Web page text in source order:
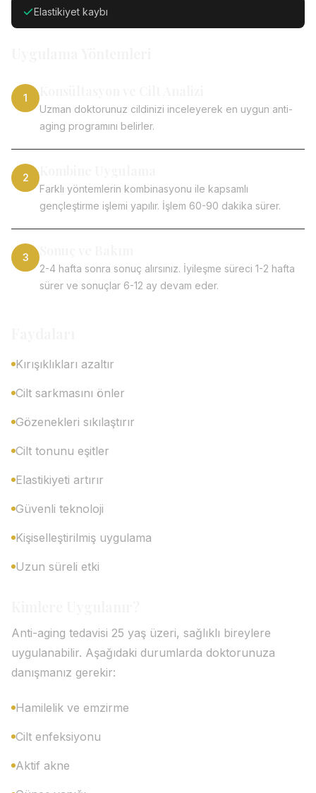
Elastikiyet kaybı
1
Uzman doktorunuz cildinizi inceleyerek en uygun anti-
aging programını belirler.
2
Farklı yöntemlerin kombinasyonu ile kapsamlı
gençleştirme işlemi yapılır. İşlem 60-90 dakika sürer.
3
2-4 hafta sonra sonuç alırsınız. İyileşme süreci 1-2 hafta
sürer ve sonuçlar 6-12 ay devam eder.
Kırışıklıkları azaltır
Cilt sarkmasını önler
Gözenekleri sıkılaştırır
Cilt tonunu eşitler
Elastikiyeti artırır
Güvenli teknoloji
Kişiselleştirilmiş uygulama
Uzun süreli etki
Anti-aging tedavisi 25 yaş üzeri, sağlıklı bireylere
uygulanabilir. Aşağıdaki durumlarda doktorunuza
danışmanız gerekir:
Hamilelik ve emzirme
Cilt enfeksiyonu
Aktif akne